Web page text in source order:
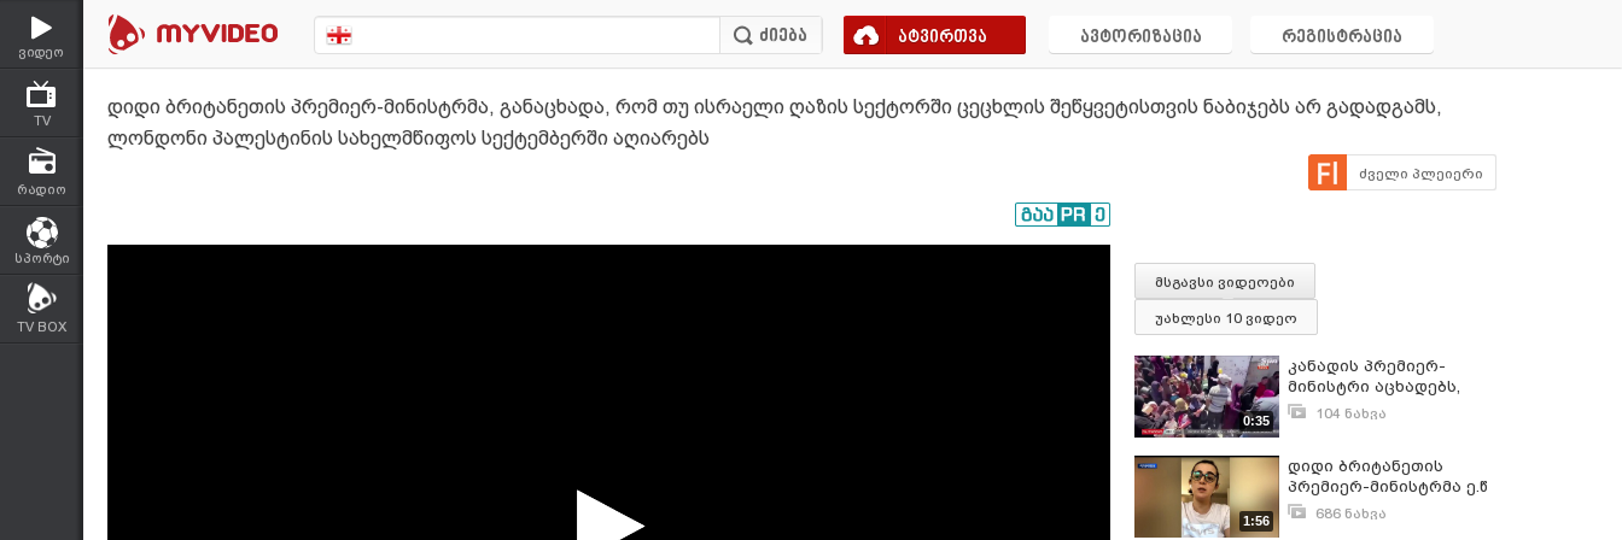
ვიდეო
TV
რადიო
სპორტი
TV BOX
ატვირთვა ავტორიზაცია რეგისტრაცია
დიდი ბრიტანეთის პრემიერ-მინისტრმა, განაცხადა, რომ თუ ისრაელი ღაზის სექტორში ცეცხლის შეწყვეტისთვის ნაბიჯებს არ გადადგამს,
ლონდონი პალესტინის სახელმწიფოს სექტემბერში აღიარებს
ძველი პლეიერი
მსგავსი ვიდეოები
უახლესი 10 ვიდეო
0:35
კანადის პრემიერ-
მინისტრი აცხადებს,
რომ კანადა
აღიარებს
104 ნახვა
1:56
დიდი ბრიტანეთის
პრემიერ-მინისტრმა ე.წ
ლოკდაუნის
686 ნახვა